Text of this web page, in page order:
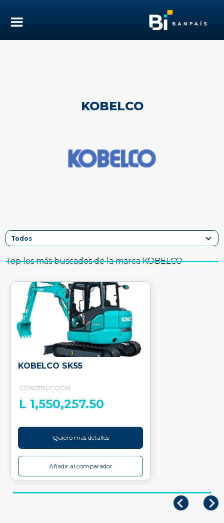
KOBELCO
Top los más buscados de la marca KOBELCO
KOBELCO SK55
CONSTRUCCIÓN
L 1,550,257.50
Quiero más detalles
Añadir al comparador